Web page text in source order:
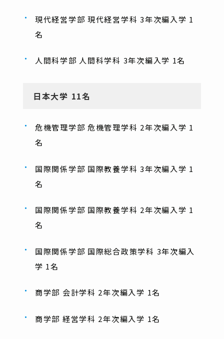
現代経営学部 現代経営学科 3年次編入学 1
名
人間科学部 人間科学科 3年次編入学 1名
日本大学 11名
危機管理学部 危機管理学科 2年次編入学 1
名
国際関係学部 国際教養学科 3年次編入学 1
名
国際関係学部 国際教養学科 2年次編入学 1
名
国際関係学部 国際総合政策学科 3年次編入
学 1名
商学部 会計学科 2年次編入学 1名
商学部 経営学科 2年次編入学 1名